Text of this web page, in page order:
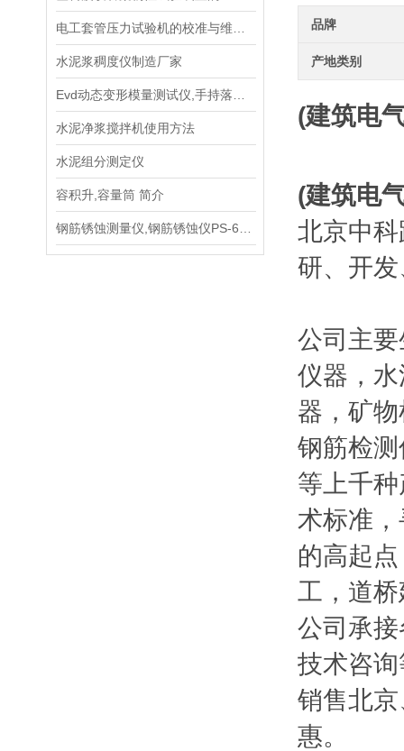
水泥浆稠度仪制造厂家
水泥净浆搅拌机使用方法
水泥组分测定仪
容积升,容量筒 简介
品牌
产地类别
(建筑电
(建筑电
北京中
研、开
公司主
仪器，
器，矿
钢筋检
等上千
术标准
的高起
工，道
公司承
技术咨
销售北
惠。